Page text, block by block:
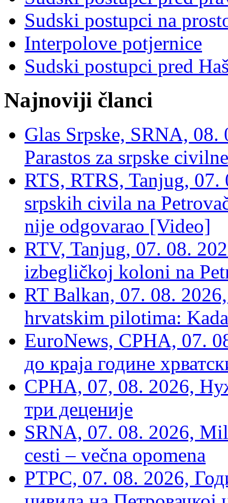
Sudski postupci na
Interpolove potjernice
Sudski postupci pred
Najnoviji članci
Glas Srpske, SRNA,
Parastos za srpske
RTS, RTRS, Tanjug,
srpskih civila na
nije odgovarao [Video]
RTV, Tanjug, 07. 08.
izbegličkoj koloni na
RT Balkan, 07. 08.
hrvatskim pilotima:
EuroNews, СРНА, 07.
до краја године
СРНА, 07, 08. 2026,
три деценије
SRNA, 07. 08. 2026,
cesti – večna opomena
РТРС, 07. 08. 2026,